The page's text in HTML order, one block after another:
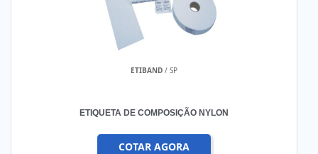
ETIBAND / SP
ETIQUETA DE COMPOSIÇÃO NYLON
COTAR AGORA